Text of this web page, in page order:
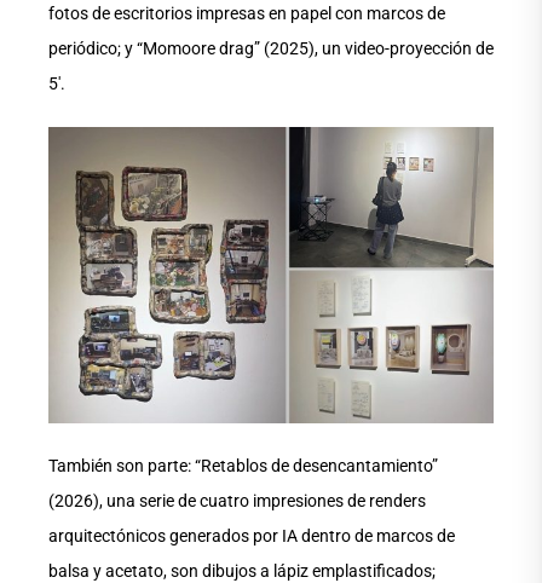
fotos de escritorios impresas en papel con marcos de
periódico; y “Momoore drag” (2025), un video-proyección de
5′.
También son parte: “Retablos de desencantamiento”
(2026), una serie de cuatro impresiones de renders
arquitectónicos generados por IA dentro de marcos de
balsa y acetato, son dibujos a lápiz emplastificados;